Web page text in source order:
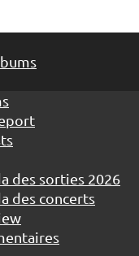
des sorties 2026
des concerts